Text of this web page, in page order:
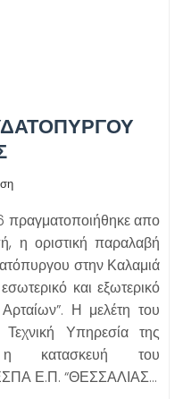
πραγματοποιήθηκε απο
η οριστική παραλαβή
στην Καλαμιά
και εξωτερικό
Η μελέτη του
Υπηρεσία της
κατασκευή του
Ε.Π. “ΘΕΣΣΑΛΙΑΣ…